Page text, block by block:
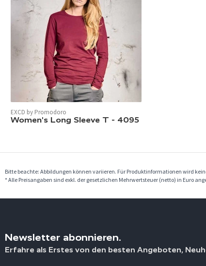
EXCD by Promodoro
Women's Long Sleeve T - 4095
Bitte beachte: Abbildungen können variieren. Für Produktinformationen wird
* Alle Preisangaben sind exkl. der gesetzlichen Mehrwertsteuer (netto) in Euro
Newsletter abonnieren.
Erfahre als Erstes von den besten Angeboten,